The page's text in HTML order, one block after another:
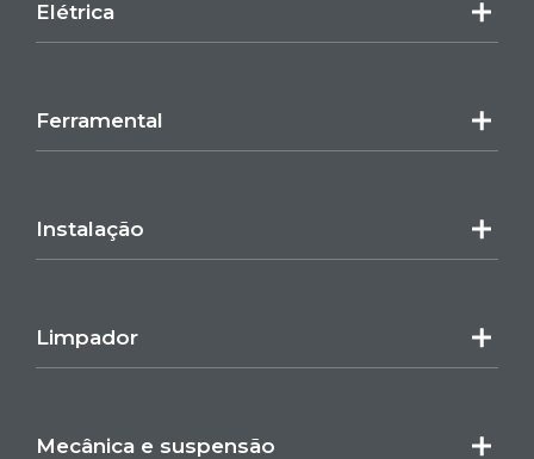
Elétrica
Ferramental
Instalação
Limpador
Mecânica e suspensão